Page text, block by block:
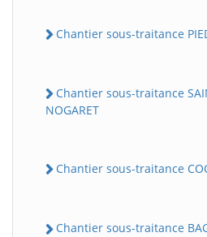
Chantier sous-traitance
Chantier sous-traitance
NOGARET
Chantier sous-traitance
Chantier sous-traitance